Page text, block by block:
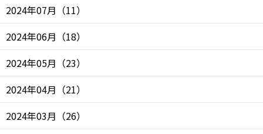
2024年07月 （11）
2024年06月 （18）
2024年05月 （23）
2024年04月 （21）
2024年03月 （26）